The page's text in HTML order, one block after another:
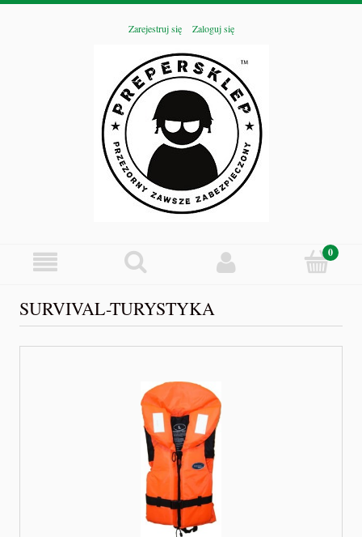
Zarejestruj się Zaloguj się
SURVIVAL-TURYSTYKA